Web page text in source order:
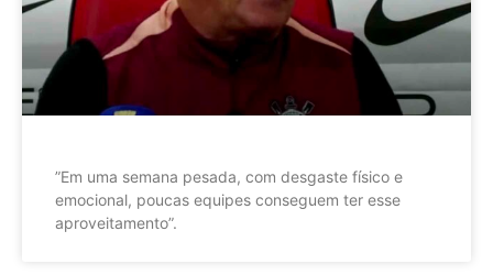
”Em uma semana pesada, com desgaste físico e
emocional, poucas equipes conseguem ter esse
aproveitamento”.